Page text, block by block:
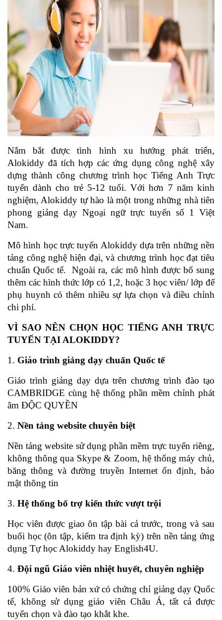
Nắm bắt được tình hình xu hướng phát triển,
Alokiddy đã tích hợp các ứng dụng công nghệ xây
dựng thành công chương trình học Tiếng Anh Trực
tuyến dành cho trẻ 5-12 tuổi. Với hơn 7 năm kinh
nghiệm, Alokiddy tự hào là một trong những nhà tiên
phong giảng dạy Ngoại ngữ trực tuyến số 1 Việt
Nam.
Mô hình học trực tuyến Alokiddy dựa trên những nền
tảng công nghệ hiện đại, và chương trình học đạt tiêu
chuẩn Quốc tế.  Ngoài ra, các mô hình được bổ sung
thêm các hình thức lớp có 1,2, hoặc 3 học viên/ lớp để
phụ huynh có thêm nhiều sự lựa chọn và điều chỉnh
chi phí.
VÌ SAO NÊN CHỌN HỌC TIẾNG ANH TRỰC
TUYẾN TẠI ALOKIDDY?
1. Giáo trình giảng dạy chuẩn Quốc tế
Giáo trình giảng dạy dựa trên chương trình đào tạo
CAMBRIDGE cùng hệ thống phần mềm chỉnh phát
âm ĐỘC QUYỀN
2. Nền tảng website chuyên biệt
Nền tảng website sử dụng phần mềm trực tuyến riêng,
không thông qua Skype & Zoom, hệ thống máy chủ,
băng thông và đường truyền Internet ổn định, bảo
mật thông tin
3. Hệ thống bổ trợ kiến thức vượt trội
Học viên được giao ôn tập bài cả trước, trong và sau
buổi học (ôn tập, kiểm tra định kỳ) trên nền tảng ứng
dụng Tự học Alokiddy hay English4U.
4. Đội ngũ Giáo viên nhiệt huyết, chuyên nghiệp
100% Giáo viên bản xứ có chứng chỉ giảng dạy Quốc
tế, không sử dụng giáo viên Châu Á, tất cả được
tuyển chọn và đào tạo khắt khe.